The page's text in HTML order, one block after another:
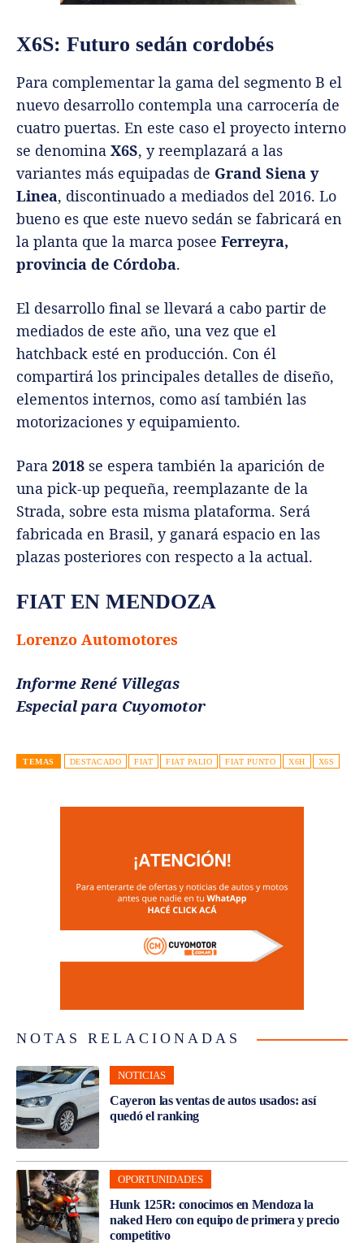
X6S: Futuro sedán cordobés
Para complementar la gama del segmento B el
nuevo desarrollo contempla una carrocería de
cuatro puertas. En este caso el proyecto interno
se denomina X6S, y reemplazará a las
variantes más equipadas de Grand Siena y
Linea, discontinuado a mediados del 2016. Lo
bueno es que este nuevo sedán se fabricará en
la planta que la marca posee Ferreyra,
provincia de Córdoba.
El desarrollo final se llevará a cabo partir de
mediados de este año, una vez que el
hatchback esté en producción. Con él
compartirá los principales detalles de diseño,
elementos internos, como así también las
motorizaciones y equipamiento.
Para 2018 se espera también la aparición de
una pick-up pequeña, reemplazante de la
Strada, sobre esta misma plataforma. Será
fabricada en Brasil, y ganará espacio en las
plazas posteriores con respecto a la actual.
FIAT EN MENDOZA
Lorenzo Automotores
Informe René Villegas
Especial para Cuyomotor
TEMAS DESTACADO FIAT FIAT PALIO FIAT PUNTO X6H X6S
NOTAS RELACIONADAS
NOTICIAS
Cayeron las ventas de autos usados: así
quedó el ranking
OPORTUNIDADES
Hunk 125R: conocimos en Mendoza la
naked Hero con equipo de primera y precio
competitivo